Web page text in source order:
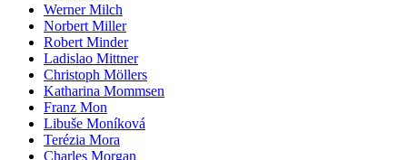
Werner Milch
Norbert Miller
Robert Minder
Ladislao Mittner
Christoph Möllers
Katharina Mommsen
Franz Mon
Libuše Moníková
Terézia Mora
Charles Morgan